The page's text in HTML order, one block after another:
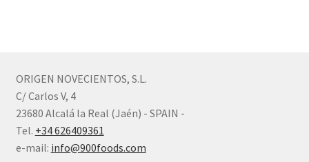
ORIGEN NOVECIENTOS, S.L.
C/ Carlos V, 4
23680 Alcalá la Real (Jaén) - SPAIN -
Tel. +34 626409361
e-mail: info@900foods.com